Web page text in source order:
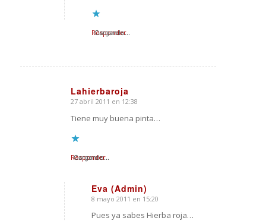
Cargando...
Responder
Lahierbaroja
Dice:
27 abril 2011 en 12:38
Tiene muy buena pinta…
Cargando...
Responder
Eva (Admin)
Dice:
8 mayo 2011 en 15:20
Pues ya sabes Hierba roja…